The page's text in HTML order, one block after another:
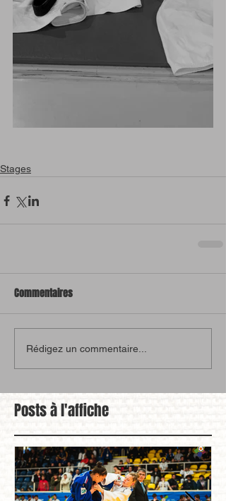
Stages
Commentaires
Rédigez un commentaire...
Posts à l'affiche